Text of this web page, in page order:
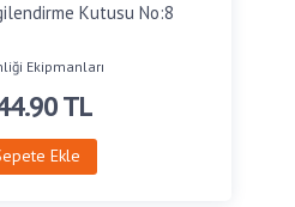
Kutusu No:8
Ekipmanları
TL
Ekle